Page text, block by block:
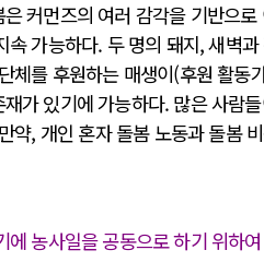
커먼즈의 여러 감각을 기반으
속 가능하다. 두 명의 돼지, 새벽
체를 후원하는 매생이(후원 활
가 있기에 가능하다. 많은 사람
약, 개인 혼자 돌봄 노동과 돌봄
에 농사일을 공동으로 하기 위하